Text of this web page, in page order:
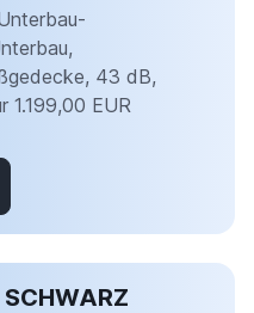
43 dB,
1.199,00 EUR